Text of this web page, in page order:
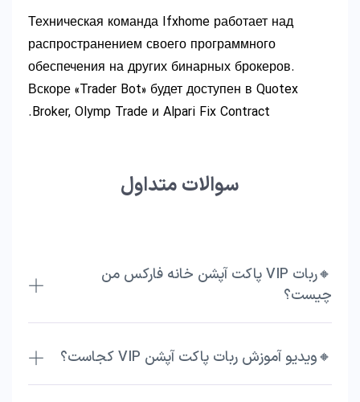
Техническая команда Ifxhome работает над
распространением своего программного
обеспечения на других бинарных брокеров.
Вскоре «Trader Bot» будет доступен в Quotex
Broker, Olymp Trade и Alpari Fix Contract.
سوالات متداول
🔸ربات VIP پاکت آپشن خانه فارکس من
چیست؟
🔸ویدیو آموزش ربات پاکت آپشن VIP کجاست؟